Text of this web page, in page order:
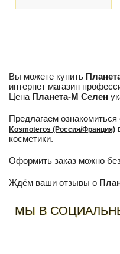
Вы можете купить
интернет магазин
Цена Планета-М Селен
Предлагаем
Kosmoteros (Россия/Франция)
косметики.
Оформить заказ можно
Ждём ваши отзывы о
МЫ В